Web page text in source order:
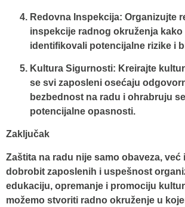
Redovna Inspekcija: Organizujte
inspekcije radnog okruženja kako
identifikovali potencijalne rizike i
Kultura Sigurnosti: Kreirajte
se svi zaposleni osećaju
bezbednost na radu i ohrabruju
potencijalne opasnosti.
Zaključak
Zaštita na radu nije samo obaveza, već
dobrobit zaposlenih i uspešnost
edukaciju, opremanje i promociju
možemo stvoriti radno okruženje u